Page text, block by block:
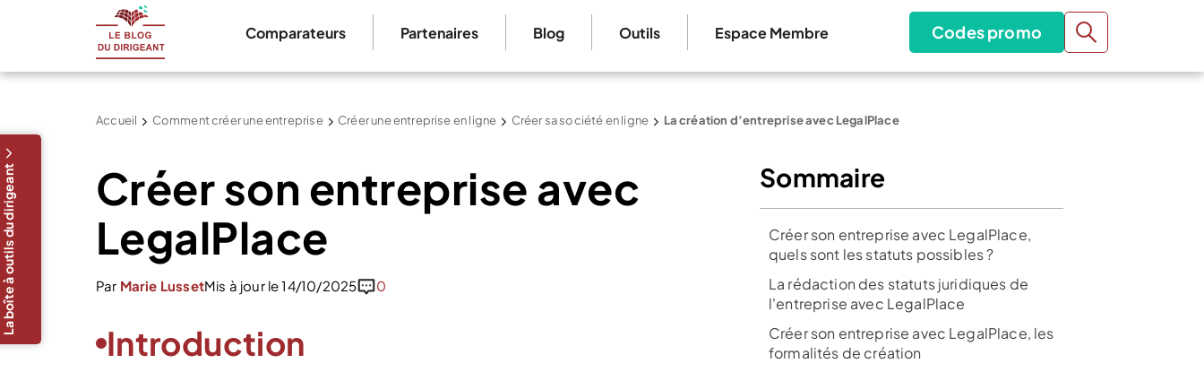
Comparateurs Partenaires Blog Outils Espace Membre Codes promo
Accueil Comment créer une entreprise Créer une entreprise en ligne Créer sa société en ligne La création d’entreprise avec LegalPlace
Créer son entreprise avec
LegalPlace
Par Marie LussetMis à jour le 14/10/2025 0
Introduction
La boîte à outils du dirigeant Sommaire
Créer son entreprise avec LegalPlace,
quels sont les statuts possibles ?
La rédaction des statuts juridiques de
l'entreprise avec LegalPlace
Créer son entreprise avec LegalPlace, les
formalités de création